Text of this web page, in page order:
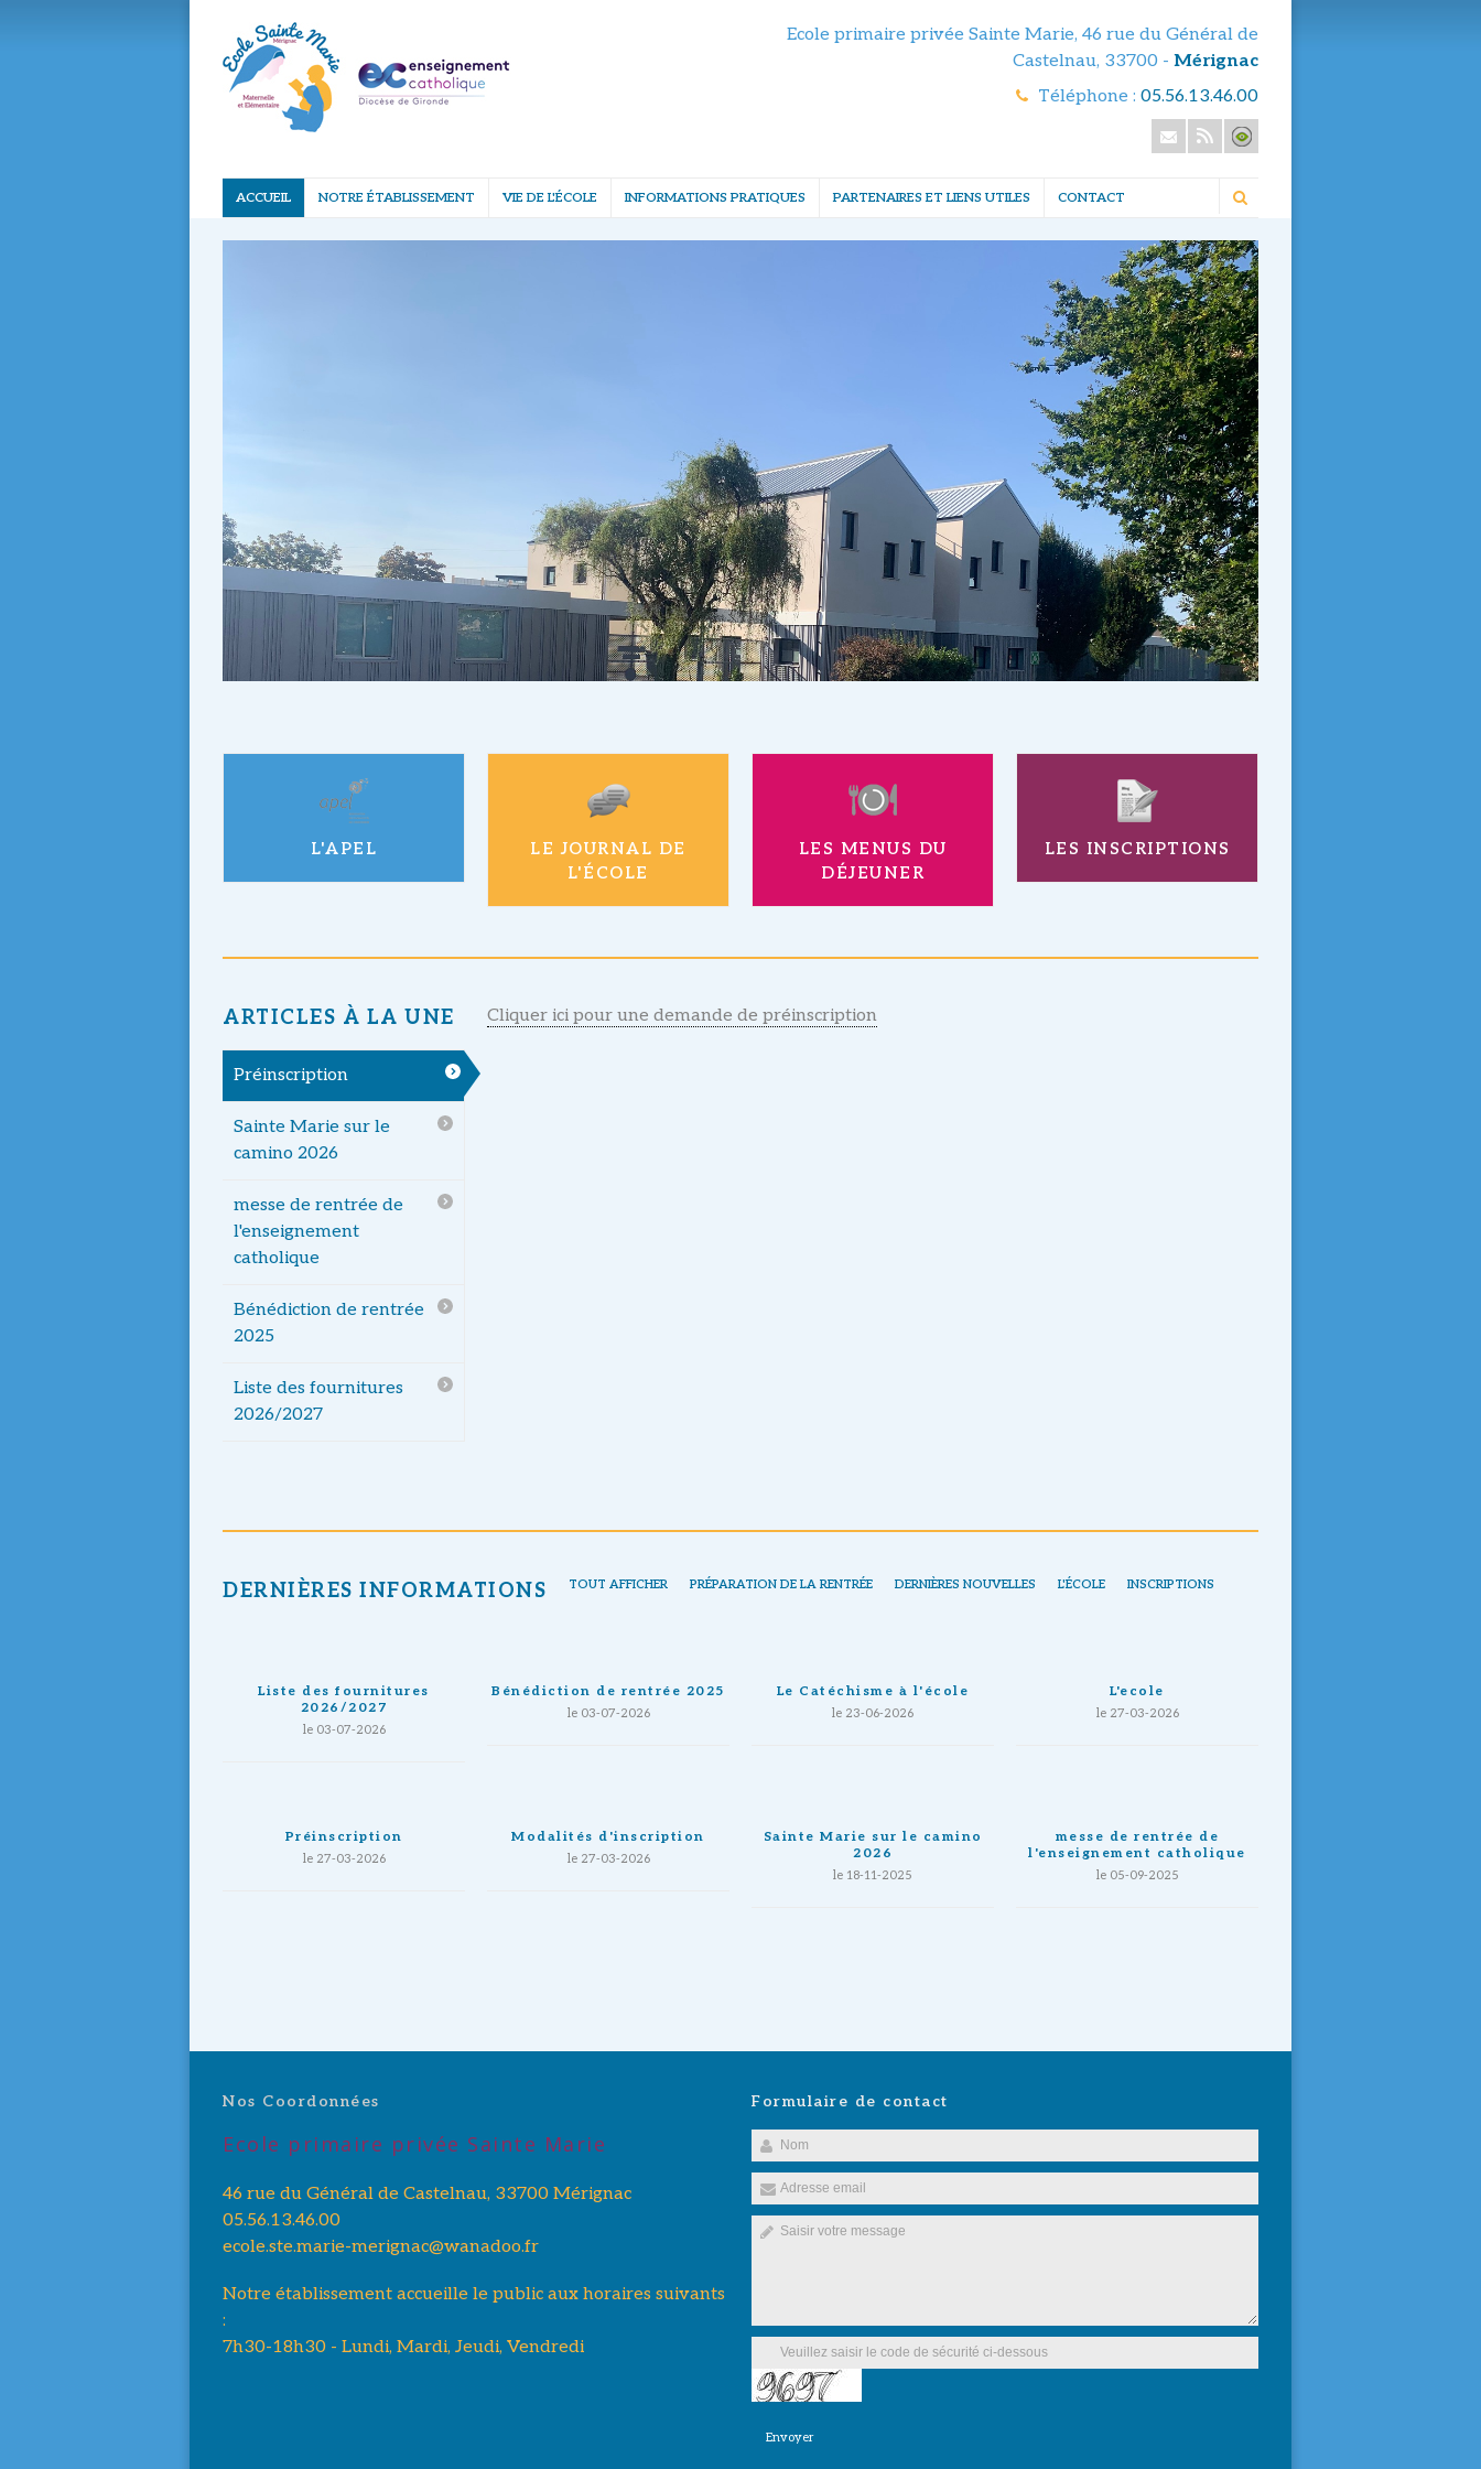
Ecole primaire privée Sainte Marie, 46 rue du Général de
Castelnau, 33700 - Mérignac
Téléphone : 05.56.13.46.00
ACCUEIL NOTRE ÉTABLISSEMENT VIE DE L'ÉCOLE INFORMATIONS PRATIQUES PARTENAIRES ET LIENS UTILES CONTACT
L'APEL
LE JOURNAL DE
L'ÉCOLE
LES MENUS DU
DÉJEUNER
LES INSCRIPTIONS
ARTICLES À LA UNE
Préinscription
Sainte Marie sur le
camino 2026
messe de rentrée de
l'enseignement
catholique
Bénédiction de rentrée
2025
Liste des fournitures
2026/2027
Cliquer ici pour une demande de préinscription
DERNIÈRES INFORMATIONS TOUT AFFICHER PRÉPARATION DE LA RENTRÉE DERNIÈRES NOUVELLES L'ÉCOLE INSCRIPTIONS
Liste des fournitures
2026/2027
le 03-07-2026
Bénédiction de rentrée 2025
le 03-07-2026
Le Catéchisme à l'école
le 23-06-2026
L'ecole
le 27-03-2026
Préinscription
le 27-03-2026
Modalités d'inscription
le 27-03-2026
Sainte Marie sur le camino
2026
le 18-11-2025
messe de rentrée de
l'enseignement catholique
le 05-09-2025
Nos Coordonnées
Ecole primaire privée Sainte Marie
46 rue du Général de Castelnau, 33700 Mérignac
05.56.13.46.00
ecole.ste.marie-merignac@wanadoo.fr
Notre établissement accueille le public aux horaires suivants
:
7h30-18h30 - Lundi, Mardi, Jeudi, Vendredi
Formulaire de contact
Envoyer